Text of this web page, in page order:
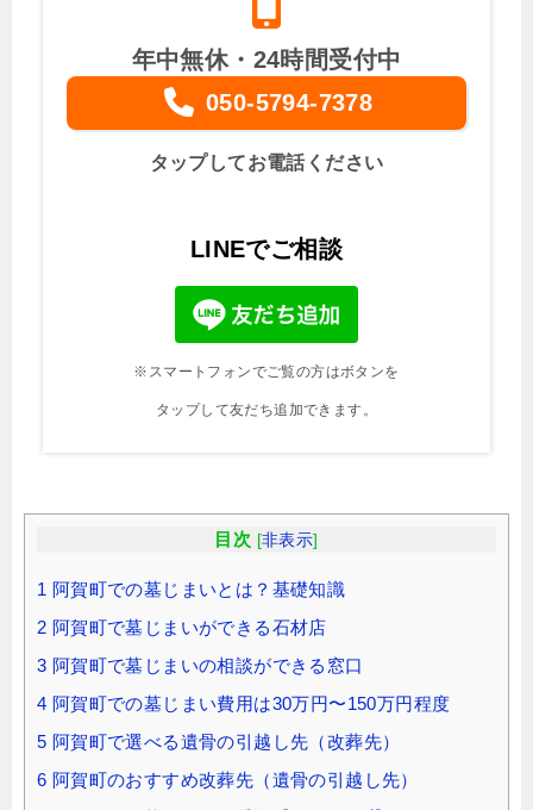
年中無休・24時間受付中
050-5794-7378
タップしてお電話ください
LINEでご相談
※スマートフォンでご覧の方はボタンを
タップして友だち追加できます。
目次 [非表示]
1 阿賀町での墓じまいとは？基礎知識
2 阿賀町で墓じまいができる石材店
3 阿賀町で墓じまいの相談ができる窓口
4 阿賀町での墓じまい費用は30万円〜150万円程度
5 阿賀町で選べる遺骨の引越し先（改葬先）
6 阿賀町のおすすめ改葬先（遺骨の引越し先）